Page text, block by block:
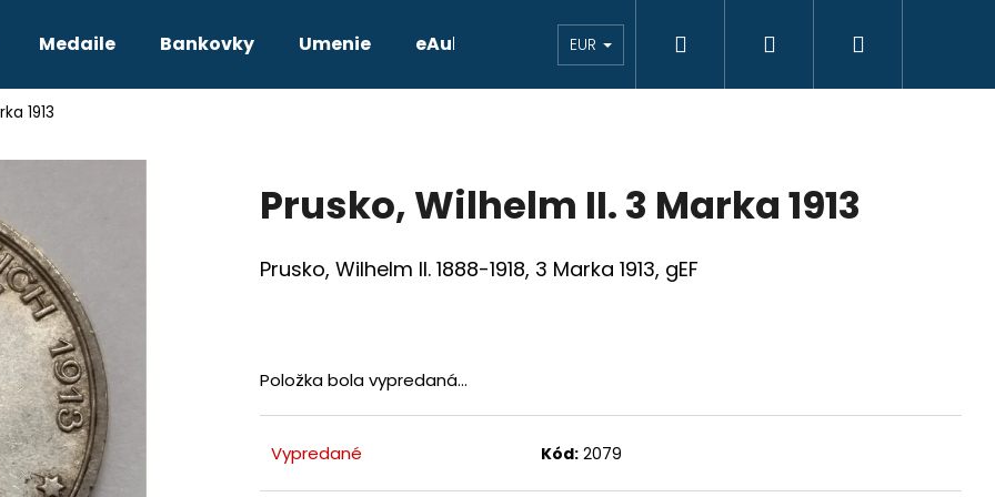
Medaile Bankovky Umenie eAukcie eAukcie bankovky VÝKUP Novinky
EUR Hľadať Prihlásenie
1913
Prusko, Wilhelm II. 3 Marka 1913
Prusko, Wilhelm II. 1888-1918, 3 Marka 1913, gEF
Položka bola vypredaná…
Vypredané Kód: 2079
Čo potrebujete nájsť?
HĽADAŤ
Odporúčame
PTOLEMAIOS VI.